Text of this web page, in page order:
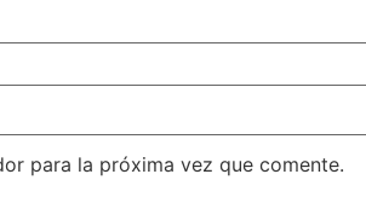
para la próxima vez que comente.